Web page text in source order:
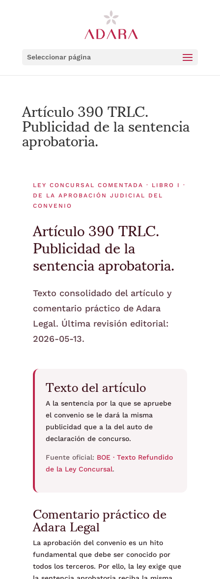
Seleccionar página
Artículo 390 TRLC.
Publicidad de la sentencia
aprobatoria.
LEY CONCURSAL COMENTADA · LIBRO I ·
DE LA APROBACIÓN JUDICIAL DEL
CONVENIO
Artículo 390 TRLC.
Publicidad de la
sentencia aprobatoria.
Texto consolidado del artículo y
comentario práctico de Adara
Legal. Última revisión editorial:
2026-05-13.
Texto del artículo
A la sentencia por la que se apruebe
el convenio se le dará la misma
publicidad que a la del auto de
declaración de concurso.
Fuente oficial: BOE · Texto Refundido
de la Ley Concursal.
Comentario práctico de
Adara Legal
La aprobación del convenio es un hito
fundamental que debe ser conocido por
todos los terceros. Por ello, la ley exige que